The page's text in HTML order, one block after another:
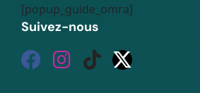
[popup_guide_omra]
Suivez-nous